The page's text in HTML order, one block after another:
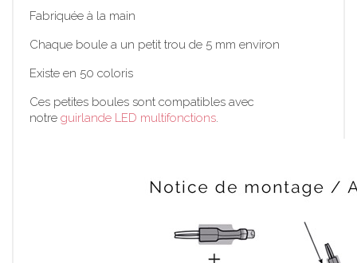
Fabriquée à la main
Chaque boule a un petit trou de 5 mm environ
Existe en 50 coloris
Ces petites boules sont compatibles avec
notre guirlande LED multifonctions.